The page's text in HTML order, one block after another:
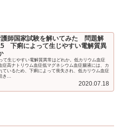
護師国家試験を解いてみた 問題解
下痢によって生じやすい電解質異
生じやすい電解質異常はどれか。低カリウム血症
症高ナトリウム血症低マグネシウム血症腸液には、カ
ているため、下痢によって喪失され、低カリウム血症
き...
2020.07.18